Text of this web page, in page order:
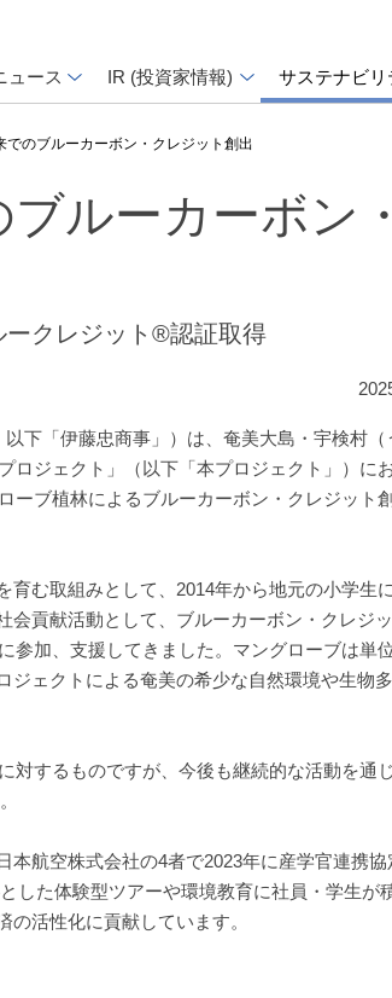
ュース IR (投資家情報) サステナビリ
でのブルーカーボン・クレジット創出
ルーカーボン
ークレジット®認証取得
下「伊藤忠商事」）は、奄美大島・宇検村（
ロジェクト」（以下「本プロジェクト」）に
ーブ植林によるブルーカーボン・クレジット
む取組みとして、2014年から地元の小学生
貢献活動として、ブルーカーボン・クレジ
参加、支援してきました。マングローブは単
ェクトによる奄美の希少な自然環境や生物
するものですが、今後も継続的な活動を通
航空株式会社の4者で2023年に産学官連携
した体験型ツアーや環境教育に社員・学生が
活性化に貢献しています。